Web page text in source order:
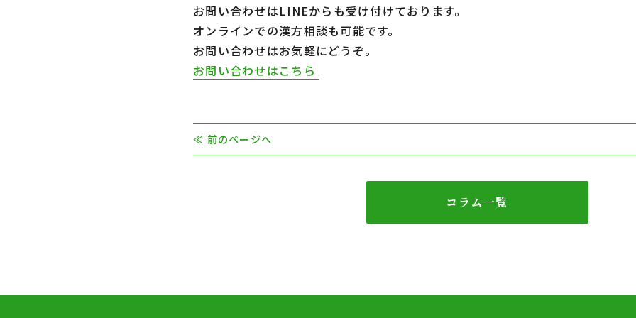
お問い合わせはLINEからも受け付けております。
オンラインでの漢方相談も可能です。
お問い合わせはお気軽にどうぞ。
お問い合わせはこちら
投
≪ 前のページへ
コラム一覧